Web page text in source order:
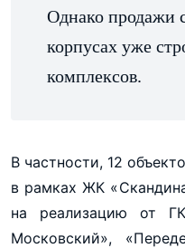
Однако продажи
корпусах уже
комплексов.
В частности, 12
в рамках ЖК
на реализацию от
Московский»,